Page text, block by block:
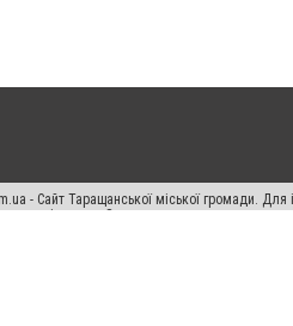
- Cайт Таращанської міської громади.
переслідується Законом.